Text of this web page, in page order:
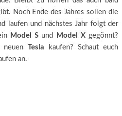
Noch Ende des Jahres sollen die
laufen und nächstes Jahr folgt der
Model S und Model Xgegönnt?
Tesla kaufen? Schaut euch
an.